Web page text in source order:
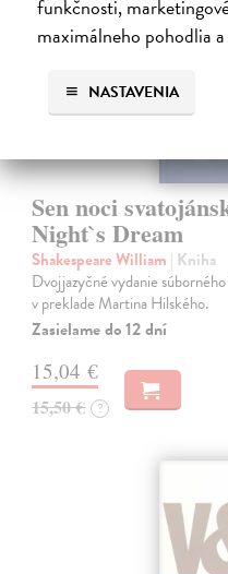
funkčnosti,
maximálneho pohodlia
NASTAVENIA
Sen noci
Night`s Dream
Shakespeare William | Kniha
Dvojjazyčné vydanie
v preklade Martina Hilského.
Zasielame do 12 dní
15,04 €
15,50 € ?